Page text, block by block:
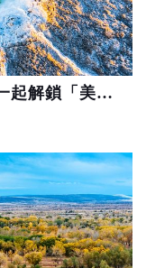
不用上太空也能感受星際奇航 一起解鎖「美麗中華」異星秘境